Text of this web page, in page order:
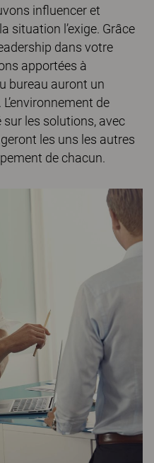
influencer et
situation l’exige. Grâce
dans votre
apportées à
bureau auront un
de
les solutions, avec
les uns les autres
de chacun.